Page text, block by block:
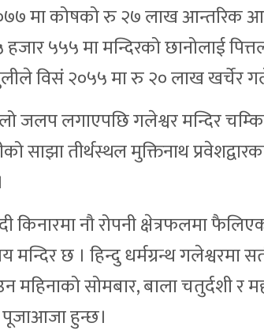
मा कोषको रु २७ लाख आन्तरिक
५५५ मा मन्दिरको छानोलाई
विसं २०५५ मा रु २० लाख खर्चेर
जलप लगाएपछि गलेश्वर मन्दिर
साझा तीर्थस्थल मुक्तिनाथ
किनारमा नौ रोपनी क्षेत्रफलमा
मन्दिर छ । हिन्दु धर्मग्रन्थ
सोमबार, बाला चतुर्दशी र
हुन्छ।